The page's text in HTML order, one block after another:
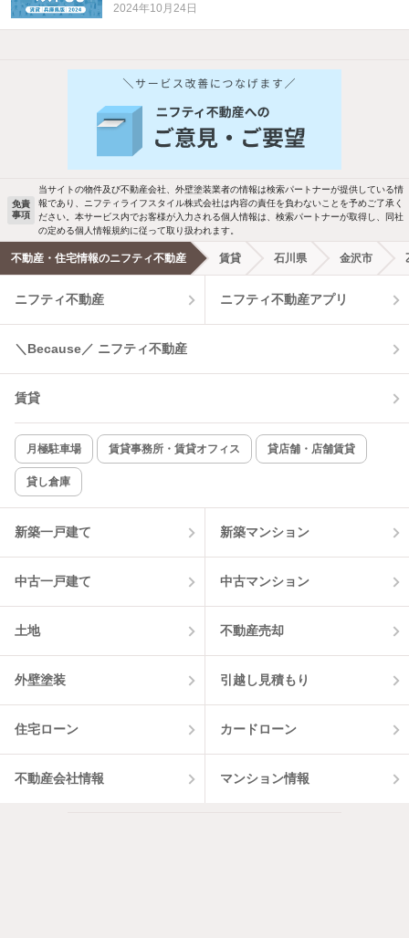
2024年10月24日
他の人はこんな条件で絞り込んでいます！
バス・トイレ別 2階以上
洗濯機置場あり 独立洗面台
エアコンあり 都市ガス
温水洗浄便座 オートロック
コンロ2口以上
新着のみ インターネット無料
該当件数:
物件一覧に反映
免責
事項
当サイトの物件及び不動産会社、外壁塗装業者の情報は検索パートナーが提供している情
報であり、ニフティライフスタイル株式会社は内容の責任を負わないことを予めご了承く
ださい。本サービス内でお客様が入力される個人情報は、検索パートナーが取得し、同社
の定める個人情報規約に従って取り扱われます。
不動産・住宅情報のニフティ不動産 賃貸 石川県 金沢市
ニフティ不動産 ニフティ不動産アプリ
＼Because／ ニフティ不動産
賃貸
月極駐車場 賃貸事務所・賃貸オフィス 貸店舗・店舗賃貸
貸し倉庫
新築一戸建て 新築マンション
中古一戸建て 中古マンション
土地 不動産売却
外壁塗装 引越し見積もり
住宅ローン カードローン
不動産会社情報 マンション情報